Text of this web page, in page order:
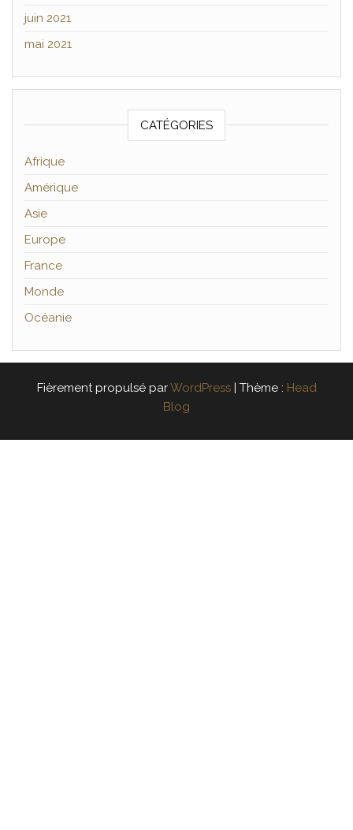
juin 2021
mai 2021
CATÉGORIES
Afrique
Amérique
Asie
Europe
France
Monde
Océanie
Fièrement propulsé parWordPress | Thème : Head
Blog